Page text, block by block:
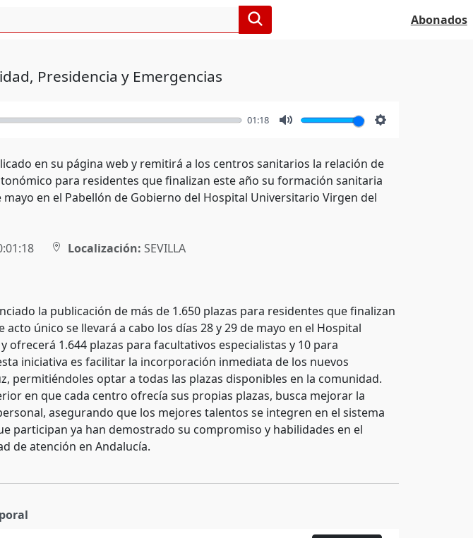
Abonados
Presidencia y Emergencias
01:18
en su página web y remitirá a los centros sanitarios la relación de
para residentes que finalizan este año su formación sanitaria
mayo en el Pabellón de Gobierno del Hospital Universitario Virgen del
Localización: SEVILLA
la publicación de más de 1.650 plazas para residentes que finalizan
único se llevará a cabo los días 28 y 29 de mayo en el Hospital
ofrecerá 1.644 plazas para facultativos especialistas y 10 para
iniciativa es facilitar la incorporación inmediata de los nuevos
permitiéndoles optar a todas las plazas disponibles en la comunidad.
en que cada centro ofrecía sus propias plazas, busca mejorar la
asegurando que los mejores talentos se integren en el sistema
participan ya han demostrado su compromiso y habilidades en el
de atención en Andalucía.